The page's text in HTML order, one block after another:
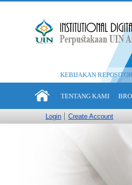
KEBIJAKAN
TENTANG KAMI
Login Create Account